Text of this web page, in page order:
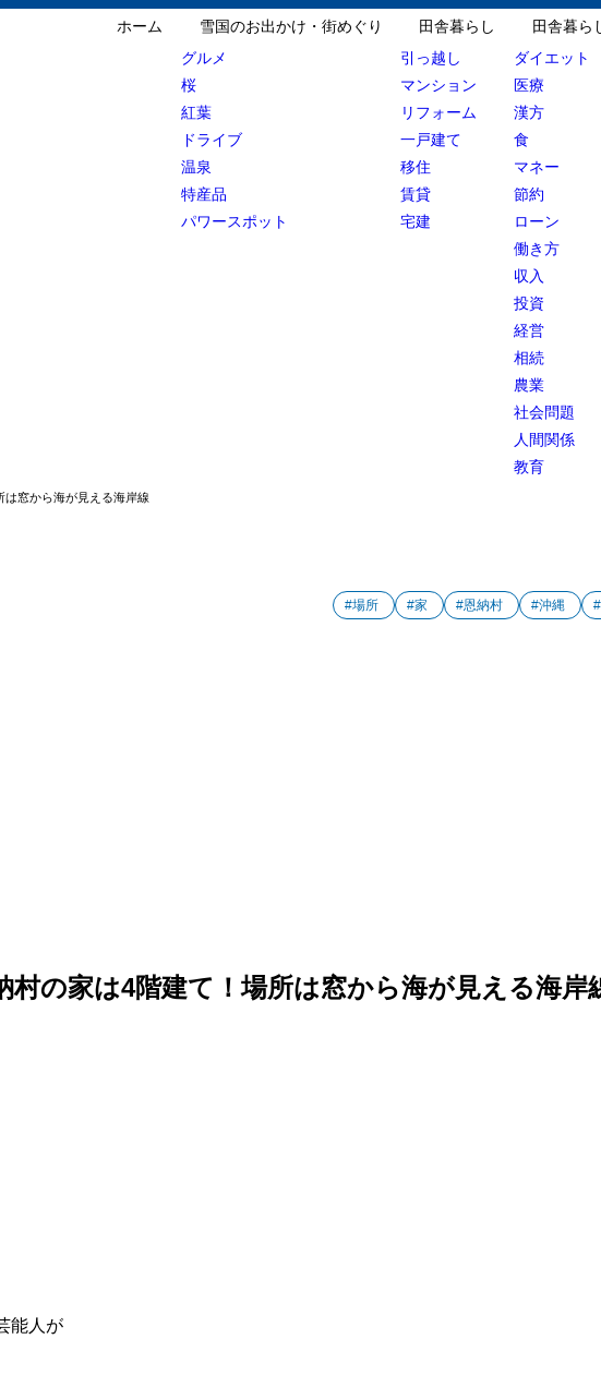
ホーム
雪国のお出かけ・街めぐり
グルメ
桜
紅葉
ドライブ
温泉
特産品
パワースポット
田舎暮らし
引っ越し
マンション
リフォーム
一戸建て
移住
賃貸
宅建
田舎暮ら
ダイエット
医療
漢方
食
マネー
節約
ローン
働き方
収入
投資
経営
相続
農業
社会問題
人間関係
教育
は窓から海が見える海岸線
#場所 #家 #恩納村 #沖縄
村の家は4階建て！場所は窓から海が見える海岸
能人が